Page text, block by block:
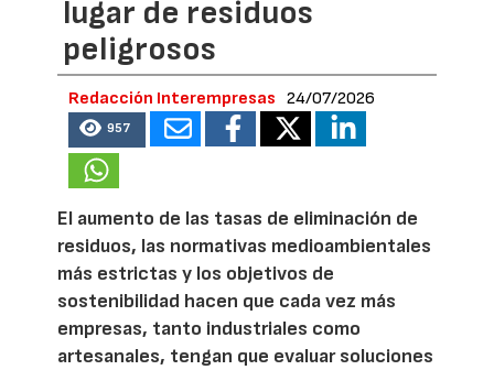
lugar de residuos
peligrosos
Redacción Interempresas 24/07/2026
957
El aumento de las tasas de eliminación de
residuos, las normativas medioambientales
más estrictas y los objetivos de
sostenibilidad hacen que cada vez más
empresas, tanto industriales como
artesanales, tengan que evaluar soluciones